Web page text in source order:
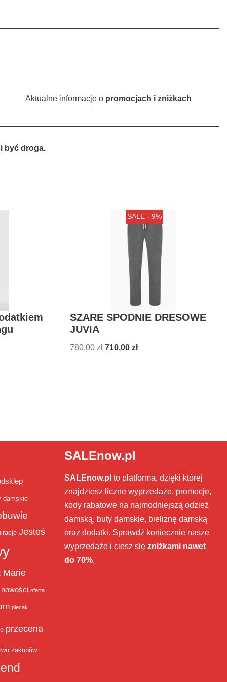
Aktualne informacje o promocjach i zniżkach
być droga.
SALE - 9%
SZARE SPODNIE DRESOWE
JUVIA
780,00zł 710,00 zł
damskie
Jesteś
Marie
nowości oferta
plecak
przecena
zakupów
SALEnow.pl
SALEnow.pl to platforma, dzięki której
znajdziesz liczne wyprzedaże, promocje,
kody rabatowe na najmodniejszą odzież
damską, buty damskie, bieliznę damską
oraz dodatki. Sprawdź koniecznie nasze
wyprzedaże i ciesz się zniżkami nawet
do 70%.